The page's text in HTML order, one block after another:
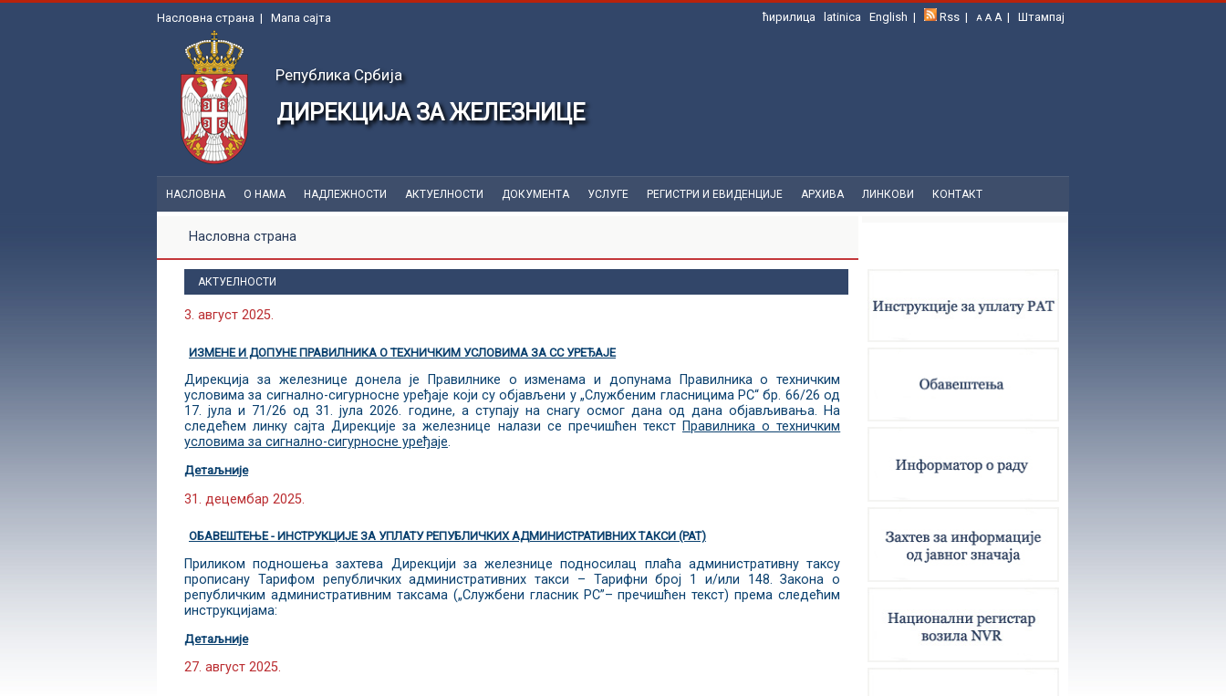
Насловна страна | Мапа сајта ћирилица latinica English | Rss | A A A| Штампај
Република Србија
ДИРЕКЦИЈА ЗА ЖЕЛЕЗНИЦЕ
НАСЛОВНА О НАМА НАДЛЕЖНОСТИ АКТУЕЛНОСТИ ДОКУМЕНТA УСЛУГЕ РЕГИСТРИ И ЕВИДЕНЦИЈЕ АРХИВА ЛИНКОВИ КОНТАКТ
Насловна страна
АКТУЕЛНОСТИ
3. август 2025.
ИЗМЕНЕ И ДОПУНЕ ПРАВИЛНИКА О ТЕХНИЧКИМ УСЛОВИМА ЗА СС УРЕЂАЈЕ
Дирекција за железнице донела је Правилнике о изменама и допунама Правилника о техничким
условима за сигнално-сигурносне уређаје који су објављени у „Службеним гласницима РС“ бр. 66/26 од
17. јула и 71/26 од 31. јула 2026. године, а ступају на снагу осмог дана од дана објављивања. На
следећем линку сајта Дирекције за железнице налази се пречишћен текст Правилника о техничким
условима за сигнално-сигурносне уређаје.
Детаљније
31. децембар 2025.
ОБАВЕШТЕЊЕ - ИНСТРУКЦИЈЕ ЗА УПЛАТУ РЕПУБЛИЧКИХ АДМИНИСТРАТИВНИХ ТАКСИ (РАТ)
Приликом подношења захтева Дирекцији за железнице подносилац плаћа административну таксу
прописану Тарифом републичких административних такси – Тарифни број 1 и/или 148. Закона о
републичким административним таксама („Службени гласник РС”– пречишћен текст) према следећим
инструкцијама:
Детаљније
27. август 2025.